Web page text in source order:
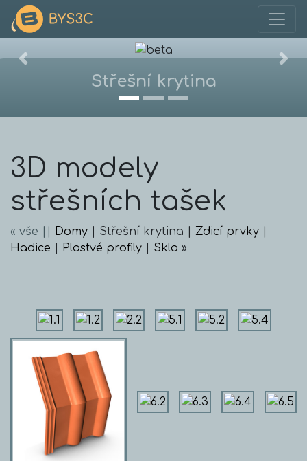
Skočit na obsah
Základní navigace
Střešní krytina
Previous
3D modely
střešních tašek
« vše Domy Střešní krytina Zdicí prvky
Hadice
Plastvé profily Sklo »